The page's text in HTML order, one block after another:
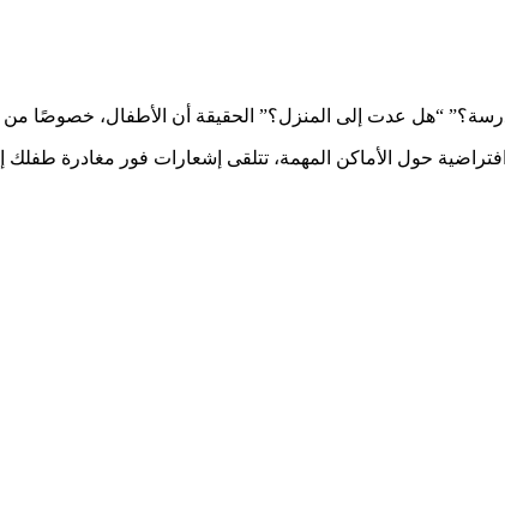
حول الأماكن المهمة، تتلقى إشعارات فور مغادرة